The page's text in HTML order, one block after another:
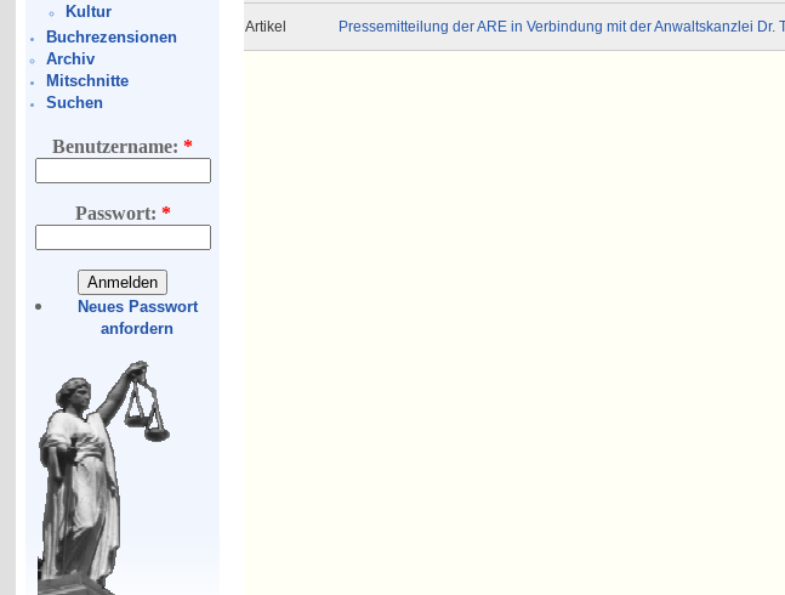
Kultur
Buchrezensionen
Archiv
Mitschnitte
Suchen
Benutzername:*
Passwort: *
Neues Passwort
anfordern
Artikel Pressemitteilung der ARE in Verbindung mit der Anwaltskanzlei Dr.